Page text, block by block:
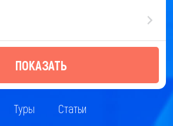
ПОКАЗАТЬ
Туры Статьи